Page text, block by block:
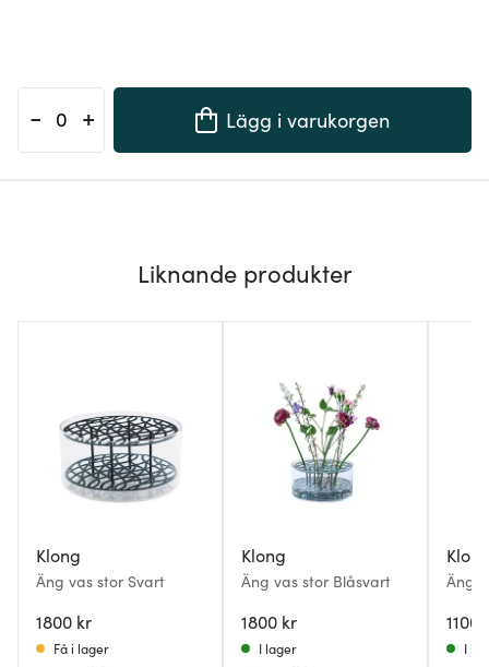
- + Lägg i varukorgen
Liknande produkter
Klong
Äng vas stor Svart
1800 kr
Få i lager
Klong
Äng vas stor Blåsvart
1800 kr
I lager
Äng
1100
I